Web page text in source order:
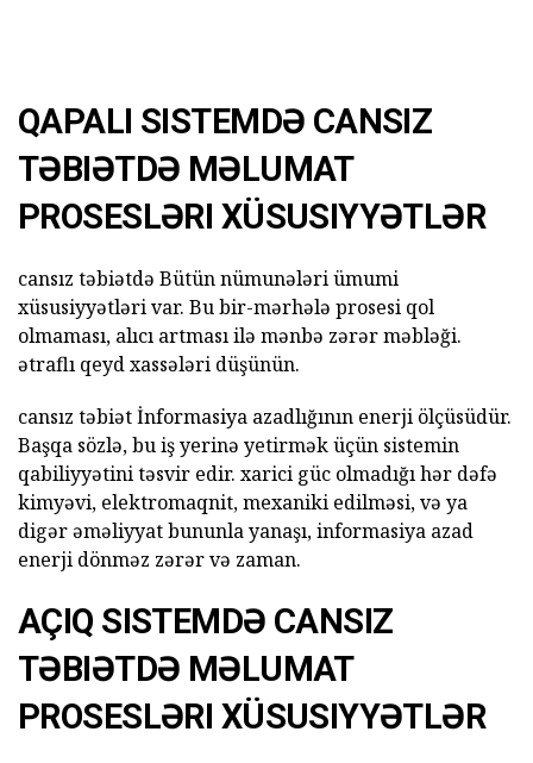
QAPALI SISTEMDƏ CANSIZ
TƏBIƏTDƏ MƏLUMAT
PROSESLƏRI XÜSUSIYYƏTLƏR
cansız təbiətdə Bütün nümunələri ümumi
xüsusiyyətləri var. Bu bir-mərhələ prosesi qol
olmaması, alıcı artması ilə mənbə zərər məbləği.
ətraflı qeyd xassələri düşünün.
cansız təbiət İnformasiya azadlığının enerji ölçüsüdür.
Başqa sözlə, bu iş yerinə yetirmək üçün sistemin
qabiliyyətini təsvir edir. xarici güc olmadığı hər dəfə
kimyəvi, elektromaqnit, mexaniki edilməsi, və ya
digər əməliyyat bununla yanaşı, informasiya azad
enerji dönməz zərər və zaman.
AÇIQ SISTEMDƏ CANSIZ
TƏBIƏTDƏ MƏLUMAT
PROSESLƏRI XÜSUSIYYƏTLƏR